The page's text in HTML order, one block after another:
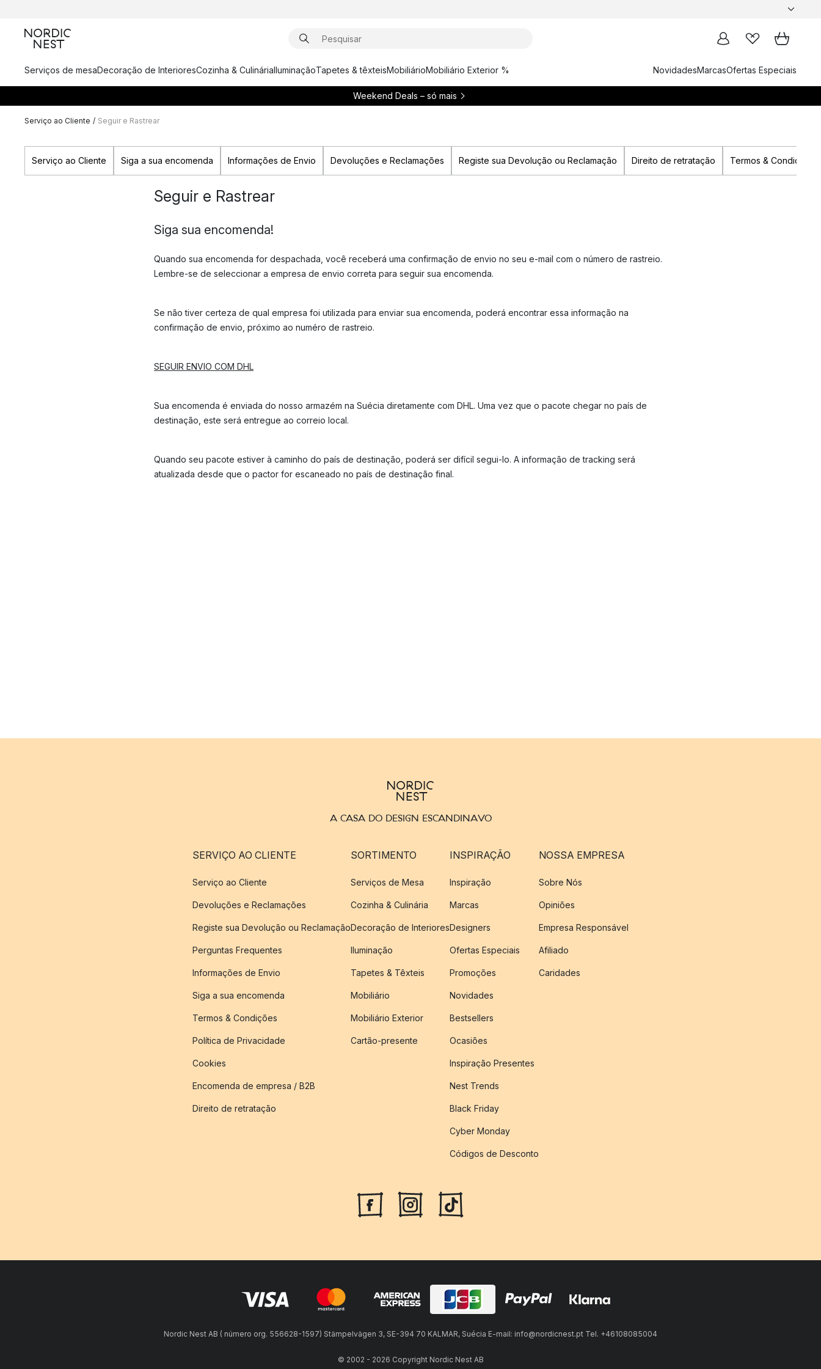
Serviços de mesaDecoração de InterioresCozinha & CulináriaIluminaçãoTapetes & têxteisMobiliárioMobiliário Exterior % NovidadesMarcasOfertas Especiais
Weekend Deals – só mais
Serviço ao Cliente / Seguir e Rastrear
Serviço ao Cliente Siga a sua encomenda Informações de Envio Devoluções e Reclamações Registe sua Devolução ou Reclamação Direito de retratação Termos & Condições
Seguir e Rastrear
Siga sua encomenda!
Quando sua encomenda for despachada, você receberá uma confirmação de envio no seu e-mail com o número de rastreio.
Lembre-se de seleccionar a empresa de envio correta para seguir sua encomenda.
Se não tiver certeza de qual empresa foi utilizada para enviar sua encomenda, poderá encontrar essa informação na
confirmação de envio, próximo ao numéro de rastreio.
SEGUIR ENVIO COM DHL
Sua encomenda é enviada do nosso armazém na Suécia diretamente com DHL. Uma vez que o pacote chegar no país de
destinação, este será entregue ao correio local.
Quando seu pacote estiver à caminho do país de destinação, poderá ser difícil segui-lo. A informação de tracking será
atualizada desde que o pactor for escaneado no país de destinação final.
A CASA DO DESIGN ESCANDINAVO
SERVIÇO AO CLIENTE
Serviço ao Cliente
Devoluções e Reclamações
Registe sua Devolução ou Reclamação
Perguntas Frequentes
Informações de Envio
Siga a sua encomenda
Termos & Condições
Política de Privacidade
Cookies
Encomenda de empresa / B2B
Direito de retratação
SORTIMENTO
Serviços de Mesa
Cozinha & Culinária
Decoração de Interiores
Iluminação
Tapetes & Têxteis
Mobiliário
Mobiliário Exterior
Cartão-presente
INSPIRAÇÃO
Inspiração
Marcas
Designers
Ofertas Especiais
Promoções
Novidades
Bestsellers
Ocasiões
Inspiração Presentes
Nest Trends
Black Friday
Cyber Monday
Códigos de Desconto
NOSSA EMPRESA
Sobre Nós
Opiniões
Empresa Responsável
Afiliado
Caridades
Nordic Nest AB ( número org. 556628-1597) Stämpelvägen 3, SE-394 70 KALMAR, Suécia E-mail: info@nordicnest.pt Tel. +46108085004
© 2002 - 2026 Copyright Nordic Nest AB